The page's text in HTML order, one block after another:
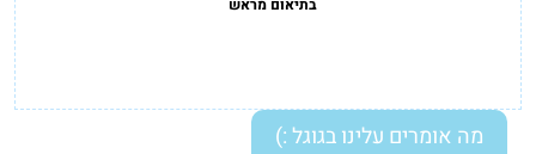
בתיאום מראש
מה אומרים עלינו בגוגל :)